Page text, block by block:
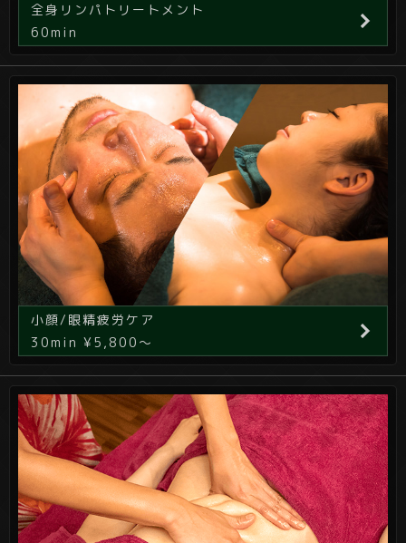
全身リンパトリートメント
60min
小顔/眼精疲労ケア
30min ¥5,800～